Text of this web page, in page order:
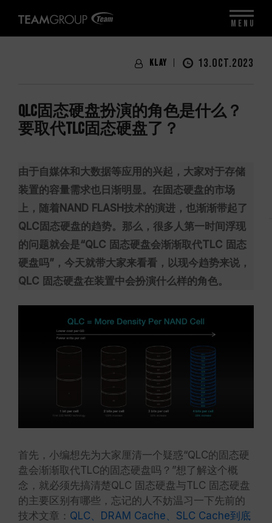
Klay 13.OCT.2023
QLC固态硬盘扮演的角色是什么？
要取代TLC固态硬盘了？
由于自媒体和大数据等应用的兴起，大家对于存储
装置的容量需求也日渐明显。在固态硬盘的市场
上，随着NAND FLASH技术的演进，也渐渐带起了
QLC固态硬盘的趋势。那么，很多人第一时间浮现
的问题就会是“QLC 固态硬盘会渐渐取代TLC 固态
硬盘吗”，今天就带大家来看看，以现今趋势来说，
QLC 固态硬盘在装置中会扮演什么样的角色。
首先，小编想先为大家厘清一个疑惑“QLC的固态硬
盘会渐渐取代TLC的固态硬盘吗？”想了解这个概
念，就必须先搞清楚QLC 固态硬盘与TLC 固态硬盘
的主要区别有哪些，忘记的人不妨温习一下先前的
技术文章： QLC、DRAM Cache、SLC Cache到底
MENU